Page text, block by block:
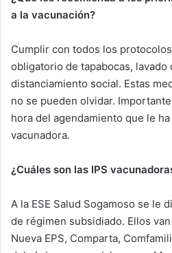
a la vacunación?
Cumplir con todos los
obligatorio de tapabocas, lavado
distanciamiento social. Estas
no se pueden olvidar.
hora del agendamiento que le
vacunadora.
¿Cuáles son las IPS
A la ESE Salud Sogamoso se le
de régimen subsidiado. Ellos
Nueva EPS, Comparta,